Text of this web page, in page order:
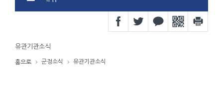
유관기관소식
홈으로 군정소식 유관기관소식